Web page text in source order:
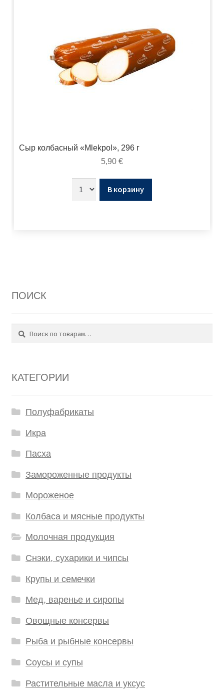
Сыр колбасный «Mlekpol», 296 г
5,90 €
В корзину
ПОИСК
Поиск
КАТЕГОРИИ
Полуфабрикаты
Икра
Пасха
Замороженные продукты
Мороженое
Колбаса и мясные продукты
Молочная продукция
Снэки, сухарики и чипсы
Крупы и семечки
Мед, варенье и сиропы
Овощные консервы
Рыба и рыбные консервы
Соусы и супы
Растительные масла и уксус